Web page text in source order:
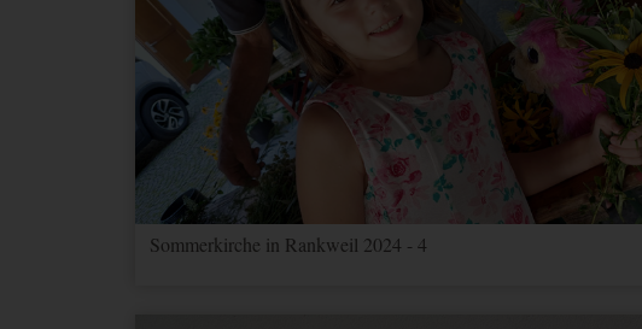
Sommerkirche in Rankweil 2024 - 4